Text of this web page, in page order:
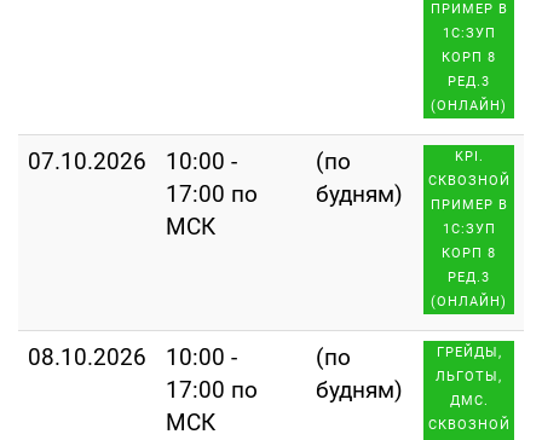
ПРИМЕР В
1С:ЗУП
КОРП 8
РЕД.3
(ОНЛАЙН)
07.10.2026
10:00 -
17:00 по
МСК
(по
будням)
KPI.
СКВОЗНОЙ
ПРИМЕР В
1С:ЗУП
КОРП 8
РЕД.3
(ОНЛАЙН)
08.10.2026
10:00 -
17:00 по
МСК
(по
будням)
ГРЕЙДЫ,
ЛЬГОТЫ,
ДМС.
СКВОЗНОЙ